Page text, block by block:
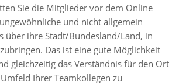
Sie die Mitglieder vor dem Online
und nicht allgemein
über ihre Stadt/Bundesland/Land, in
Das ist eine gute Möglichkeit
gleichzeitig das Verständnis für den Ort
Ihrer Teamkollegen zu